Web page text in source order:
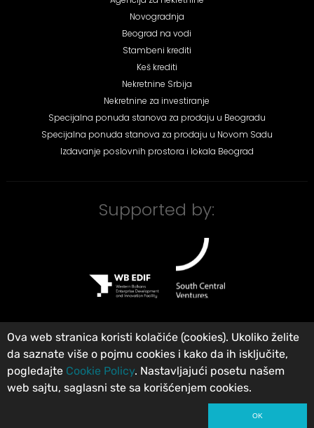
Novogradnja
Beograd na vodi
Stambeni krediti
Keš krediti
Nekretnine Srbija
Nekretnine za investiranje
Specijalna ponuda stanova za prodaju u Beogradu
Specijalna ponuda stanova za prodaju u Novom Sadu
Izdavanje poslovnih prostora i lokala Beograd
Supported by:
©City Expert Global d.o.o Agencija za nekretnine Beograd, Srbija.
Registrovan u Registru posrednika pod brojem: 313. Sva prava zadržana.
Uslovi korišćenja Privatnost Opšti uslovi poslovanja
Ova web stranica koristi kolačiće (cookies). Ukoliko želite
da saznate više o pojmu cookies i kako da ih isključite,
pogledajte Cookie Policy. Nastavljajući posetu našem
web sajtu, saglasni ste sa korišćenjem cookies.